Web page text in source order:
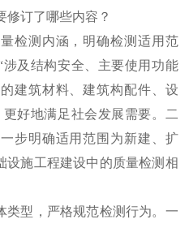
修订了哪些内容？
测内涵，明确检测适用范
及结构安全、主要使用功能
建筑材料、建筑构配件、设
好地满足社会发展需要。二
步明确适用范围为新建、扩
设施工程建设中的质量检测相
型，严格规范检测行为。一